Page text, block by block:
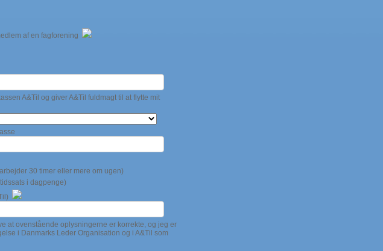
af en fagforening
A&Til og giver A&Til fuldmagt til at flytte mit
30 timer eller mere om ugen)
i dagpenge)
at ovenstående oplysningerne er korrekte, og jeg er
i Danmarks Leder Organisation og i A&Til som